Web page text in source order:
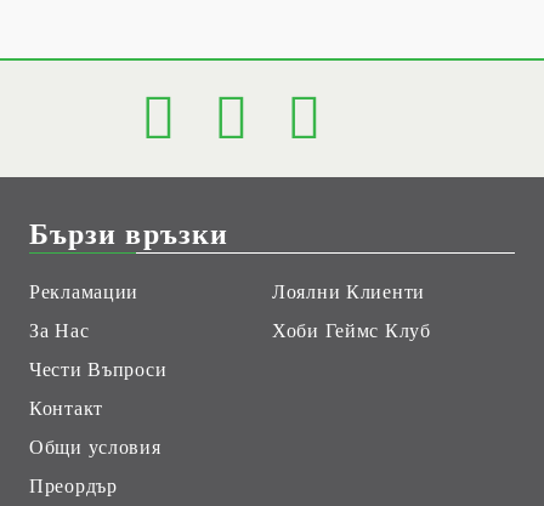
Бързи връзки
Рекламации
За Нас
Чести Въпроси
Контакт
Общи условия
Преордър
Лоялни Клиенти
Хоби Геймс Клуб